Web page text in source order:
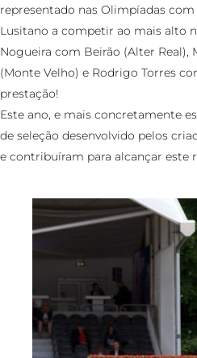
representado nas Olimpíadas
Lusitano a competir ao mais alto
Nogueira com Beirão (Alter Real),
(Monte Velho) e Rodrigo Torres
prestação!
Este ano, e mais concretamente
de seleção desenvolvido pelos
e contribuíram para alcançar este